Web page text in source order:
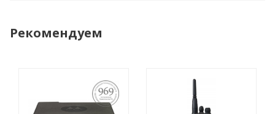
Рекомендуем
ПОСТАНОВЛЕНИЕ
969